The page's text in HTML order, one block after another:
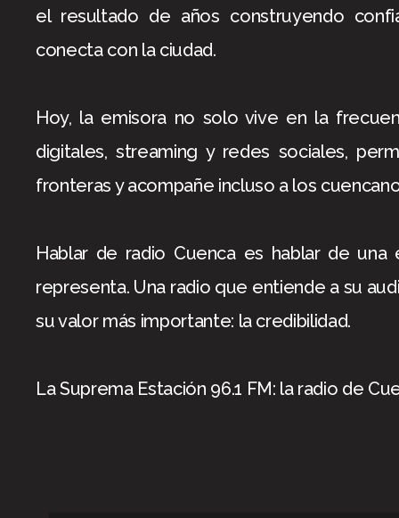
el resultado de años construyendo
conecta con la ciudad.
Hoy, la emisora no solo vive en la
digitales, streaming y redes sociales,
fronteras y acompañe incluso a los
Hablar de radio Cuenca es hablar de
representa. Una radio que entiende a su
su valor más importante: la credibilidad.
La Suprema Estación 96.1 FM: la radio de